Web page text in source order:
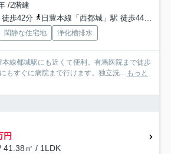
/2階建
徒歩42分
日豊本線「西都城」駅 徒歩44分
閑静な住宅地 浄化槽排水
線都城駅にも近くて便利。有馬医院まで徒歩
もすぐに病院まで行けます。独立洗... もっと
円
41.38㎡ / 1LDK